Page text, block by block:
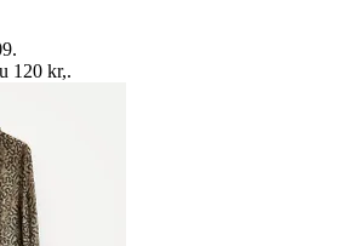
.
120 kr,.